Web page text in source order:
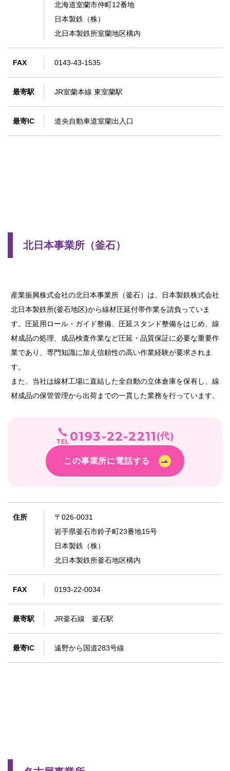
北海道室蘭市仲町12番地
日本製鉄（株）
北日本製鉄所室蘭地区構内
FAX 0143-43-1535
最寄駅 JR室蘭本線 東室蘭駅
最寄IC 道央自動車道室蘭出入口
北日本事業所（釜石）
産業振興株式会社の北日本事業所（釜石）は、日本製鉄株式会社
北日本製鉄所(釜石地区)から線材圧延付帯作業を請負っていま
す。圧延用ロール・ガイド整備、圧延スタンド整備をはじめ、線
材成品の処理、成品検査作業など圧延・品質保証に必要な重要作
業であり、専門知識に加え信頼性の高い作業経験が要求されま
す。
また、当社は線材工場に直結した全自動の立体倉庫を保有し、線
材成品の保管管理から出荷までの一貫した業務を行っています。
TEL 0193-22-2211(代)
この事業所に電話する
住所
〒026-0031
岩手県釜石市鈴子町23番地15号
日本製鉄（株）
北日本製鉄所釜石地区構内
FAX 0193-22-0034
最寄駅 JR釜石線 釜石駅
最寄IC 遠野から国道283号線